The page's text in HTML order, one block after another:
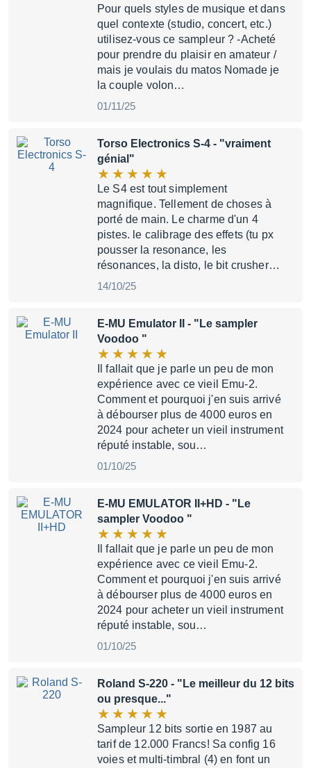
Pour quels styles de musique et dans
quel contexte (studio, concert, etc.)
utilisez-vous ce sampleur ? -Acheté
pour prendre du plaisir en amateur /
mais je voulais du matos Nomade je
la couple volon…
01/11/25
Torso Electronics S-4 - "vraiment
génial"
Le S4 est tout simplement
magnifique. Tellement de choses à
porté de main. Le charme d'un 4
pistes. le calibrage des effets (tu px
pousser la resonance, les
résonances, la disto, le bit crusher…
14/10/25
E-MU Emulator II
- "Le sampler
Voodoo "
Il fallait que je parle un peu de mon
expérience avec ce vieil Emu-2.
Comment et pourquoi j'en suis arrivé
à débourser plus de 4000 euros en
2024 pour acheter un vieil instrument
réputé instable, sou…
01/10/25
E-MU EMULATOR II+HD - "Le
sampler Voodoo "
Il fallait que je parle un peu de mon
expérience avec ce vieil Emu-2.
Comment et pourquoi j'en suis arrivé
à débourser plus de 4000 euros en
2024 pour acheter un vieil instrument
réputé instable, sou…
01/10/25
Roland S-220 - "Le meilleur du 12 bits
ou presque..."
Sampleur 12 bits sortie en 1987 au
tarif de 12.000 Francs! Sa config 16
voies et multi-timbral (4) en font un